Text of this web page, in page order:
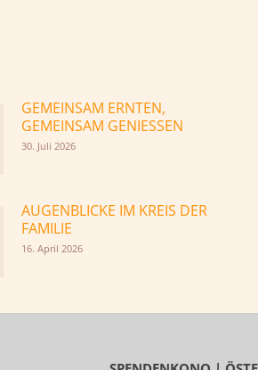
GEMEINSAM ERNTEN,
GEMEINSAM GENIESSEN
30. Juli 2026
AUGENBLICKE IM KREIS DER
FAMILIE
16. April 2026